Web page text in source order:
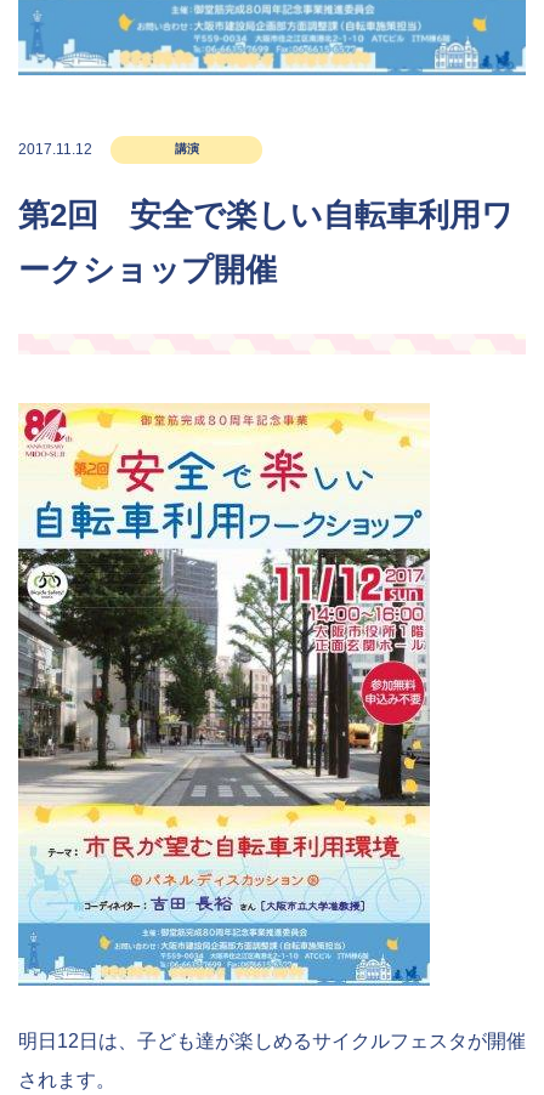
2017.11.12 講演
第2回 安全で楽しい自転車利用ワ
ークショップ開催
明日12日は、子ども達が楽しめるサイクルフェスタが開催
されます。